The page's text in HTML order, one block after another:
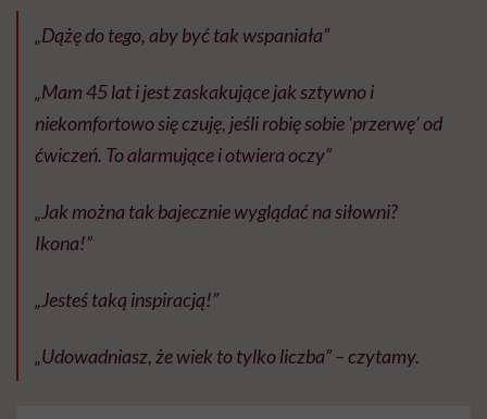
„Dążę do tego, aby być tak wspaniała”
„Mam 45 lat i jest zaskakujące jak sztywno i
niekomfortowo się czuję, jeśli robię sobie 'przerwę’ od
ćwiczeń. To alarmujące i otwiera oczy”
„Jak można tak bajecznie wyglądać na siłowni?
Ikona!”
„Jesteś taką inspiracją!”
„Udowadniasz, że wiek to tylko liczba” – czytamy.